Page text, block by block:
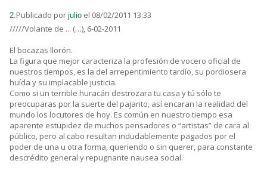
2.Publicado por julio el 08/02/2011 13:33
/////Volante de ... (…), 6-02-2011
El bocazas llorón.
La figura que mejor caracteriza la profesión de vocero oficial de
nuestros tiempos, es la del arrepentimiento tardío, su pordiosera
huída y su implacable justicia.
Como si un terrible huracán destrozara tu casa y tú sólo te
preocuparas por la suerte del pajarito, así encaran la realidad del
mundo los locutores de hoy. Es común en nuestro tiempo esa
aparente estupidez de muchos pensadores o “artistas” de cara al
público, pero al cabo resultan indudablemente pagados por el
poder de una u otra forma, queriendo o sin querer, para constante
descrédito general y repugnante nausea social.